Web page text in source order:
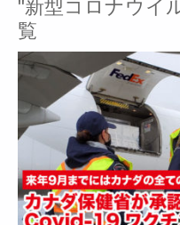
"新型コロナウイ
覧